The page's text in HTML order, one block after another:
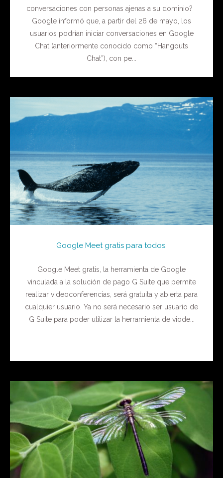
conversaciones con personas ajenas a su dominio?
Google informó que, a partir del 26 de mayo, los
usuarios podrían iniciar conversaciones en Google
Chat (anteriormente conocido como “Hangouts
Chat”), con pe...
Google Meet gratis para todos
Google Meet gratis, la herramienta de Google
vinculada a la solución de pago G Suite que permite
realizar videoconferencias, será gratuita y abierta para
cualquier usuario. Ya no será necesario ser usuario de
G Suite para poder utilizar la herramienta de viode...